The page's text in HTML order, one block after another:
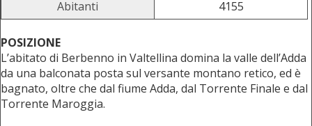
Abitanti
4155
POSIZIONE
L’abitato di Berbenno in Valtellina domina la valle dell’Adda
da una balconata posta sul versante montano retico, ed è
bagnato, oltre che dal fiume Adda, dal Torrente Finale e dal
Torrente Maroggia.